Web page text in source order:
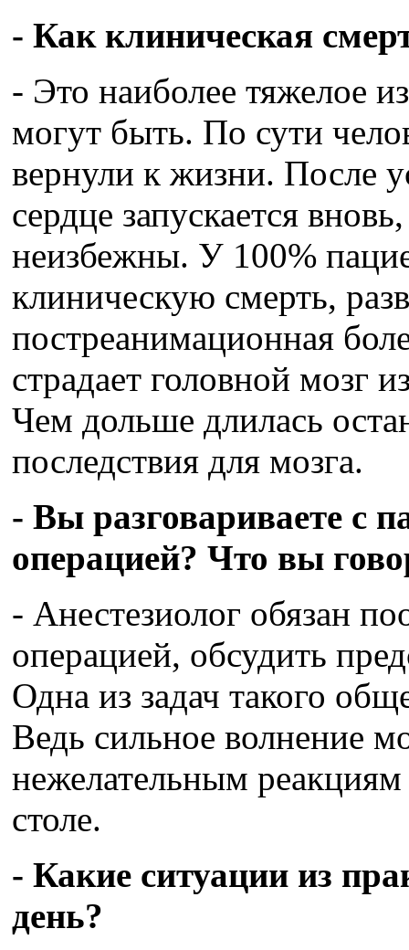
- Как клиническая
- Это наиболее тяжелое
могут быть. По сути
вернули к жизни. После
сердце запускается
неизбежны. У 100%
клиническую смерть,
постреанимационная
страдает головной мозг
Чем дольше длилась
последствия для мозга.
- Вы разговариваете с
операцией? Что вы
- Анестезиолог обязан
операцией, обсудить
Одна из задач такого
Ведь сильное волнение
нежелательным
столе.
- Какие ситуации из
день?